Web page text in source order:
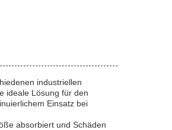
industriellen
ideale Lösung für den
Einsatz bei
absorbiert und Schäden